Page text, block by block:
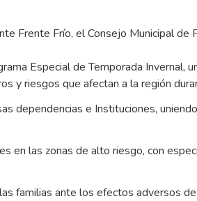
Frente Frío, el Consejo Municipal de
Especial de Temporada Invernal,
y riesgos que afectan a la región
dependencias e Instituciones,
en las zonas de alto riesgo, con
familias ante los efectos adversos